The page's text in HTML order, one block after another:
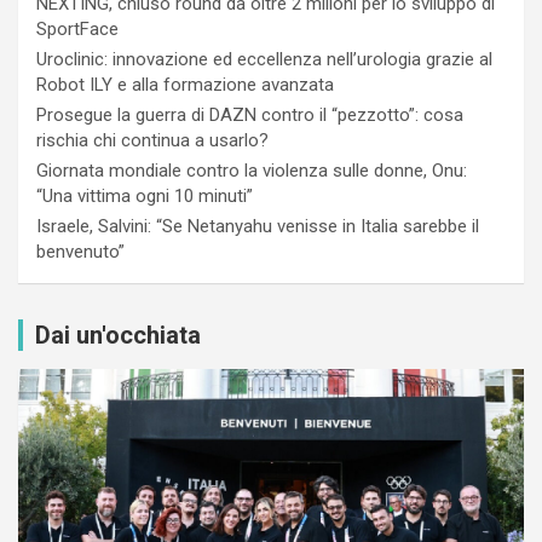
SportFace
Uroclinic: innovazione ed eccellenza nell’urologia grazie al
Robot ILY e alla formazione avanzata
Prosegue la guerra di DAZN contro il “pezzotto”: cosa
rischia chi continua a usarlo?
Giornata mondiale contro la violenza sulle donne, Onu:
“Una vittima ogni 10 minuti”
Israele, Salvini: “Se Netanyahu venisse in Italia sarebbe il
benvenuto”
Dai un'occhiata